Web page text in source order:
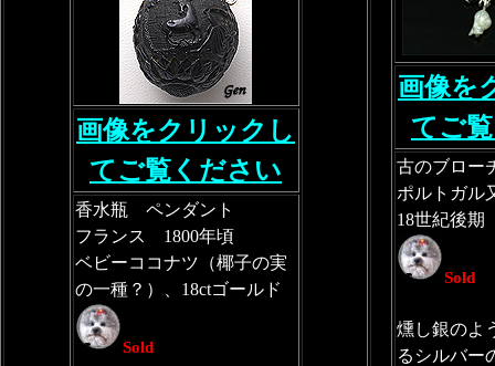
画像をクリックし
てご覧ください
香水瓶 ペンダント
フランス 1800年頃
ベビーココナツ（椰子の実
の一種？）、18ctゴールド
Sold
画像を
てご
古のブロー
ポルトガル
18世紀後期
Sold
燻し銀のよ
るシルバー